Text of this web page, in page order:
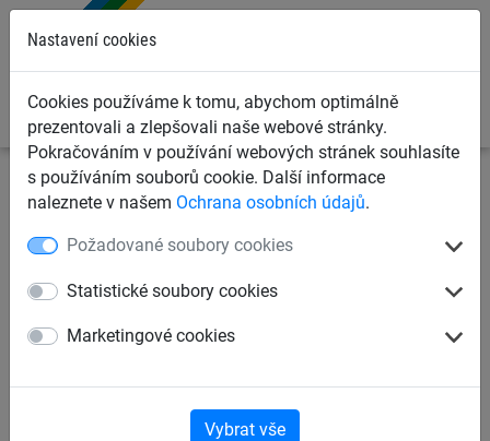
Nastavení cookies
Cookies používáme k tomu, abychom optimálně
prezentovali a zlepšovali naše webové stránky.
Pokračováním v používání webových stránek souhlasíte
s používáním souborů cookie. Další informace
naleznete v našem Ochrana osobních údajů.
Požadované soubory cookies
Statistické soubory cookies
Marketingové cookies
Vybrat vše
Ochranné sítě a plachty
Kontejnerové sítě a plachty pro
Krycí plachta PE 200 g/m2,
3,50 x 8 m